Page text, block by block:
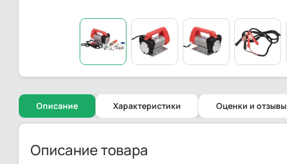
Описание Характеристики Оценки и отзывы
Описание товара